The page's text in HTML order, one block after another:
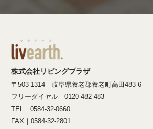
株式会社リビングプラザ
〒503-1314 岐阜県養老郡養老町高田483-6
フリーダイヤル｜0120-482-483
TEL｜0584-32-0660
FAX｜0584-32-2801